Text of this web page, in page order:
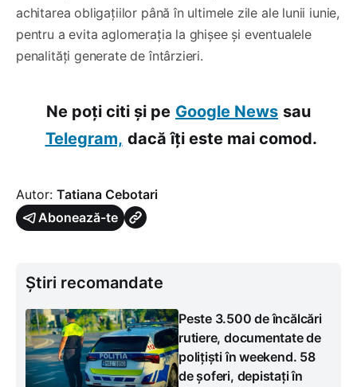
achitarea obligațiilor până în ultimele zile ale lunii iunie,
pentru a evita aglomerația la ghișee și eventualele
penalități generate de întârzieri.
Ne poți citi și pe Google News sau
Telegram, dacă îți este mai comod.
Autor: Tatiana Cebotari
Abonează-te
Știri recomandate
Peste 3.500 de încălcări
rutiere, documentate de
polițiști în weekend. 58
de șoferi, depistați în